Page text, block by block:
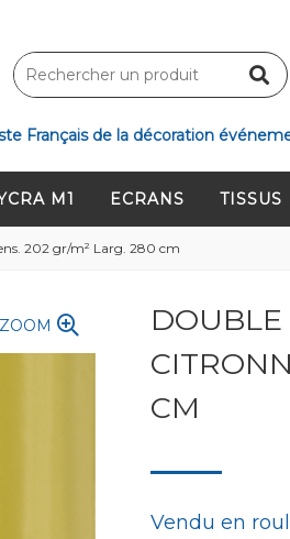
Français de la décoration
M1 ECRANS TISSUS
202 gr/m² Larg. 280 cm
ZOOM
DOUBLE
CM
Vendu en